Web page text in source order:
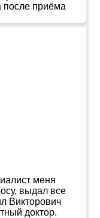
после приёма
меня
выдал все
Викторович
доктор.